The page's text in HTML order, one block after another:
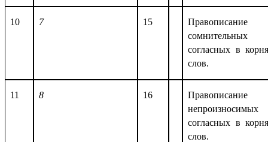
10 7 15
Правописание
сомнительных
согласных в
слов.
11 8 16
Правописание
непроизносимых
согласных в
слов.